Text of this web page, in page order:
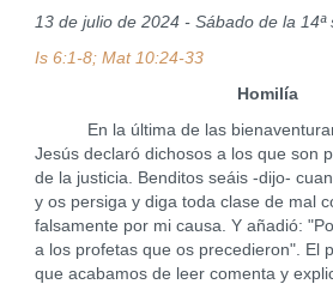
13 de julio de 2024 - Sábado de la
Is 6:1-8; Mat 10:24-33
Homilía
En la última de las
Jesús declaró dichosos a los que son
de la justicia. Benditos seáis -dijo-
y os persiga y diga toda clase de mal
falsamente por mi causa. Y añadió:
a los profetas que os precedieron". El
que acabamos de leer comenta y